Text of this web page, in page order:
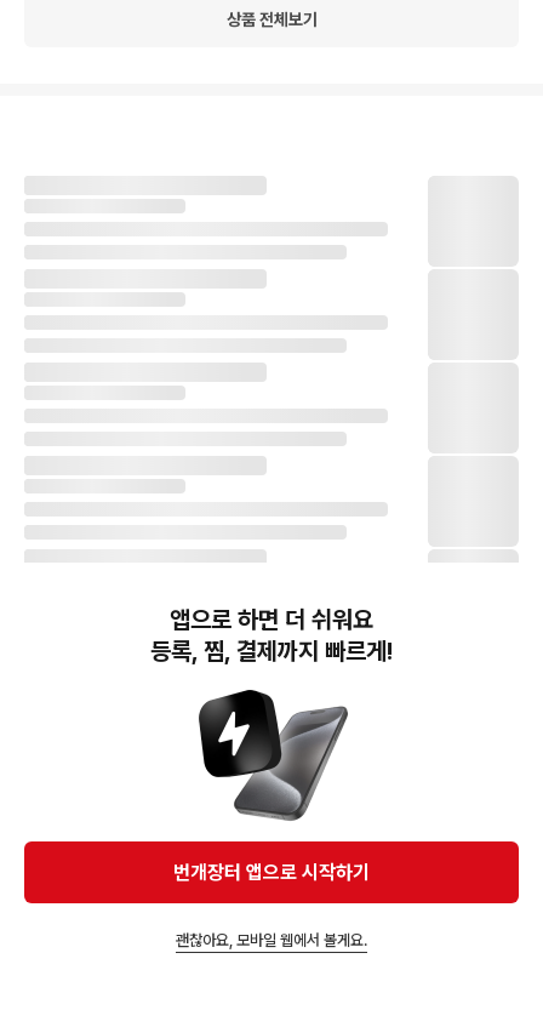
앱에서 구매하기
상품 전체보기
번개장터(주) 사업자정보, 이용약관 및 기타 법적고지
번개장터㈜는 통신판매중개자이며, 통신판매의 당사자가 아닙니다. 전자상거래 등에서의
소비자보호에 관한 법률 등 관련 법령 및 번개장터㈜의 약관에 따라 상품, 상품정보, 거래에 관한 책임은
개별 판매자에게 귀속하고, 번개장터㈜는 원칙적으로 회원간 거래에 대하여 책임을 지지 않습니다.
다만, 번개장터㈜가 직접 판매하는 상품에 대한 책임은 번개장터㈜에게 귀속합니다.
앱으로 하면 더 쉬워요
등록, 찜, 결제까지 빠르게!
번개장터 앱으로 시작하기
괜찮아요, 모바일 웹에서 볼게요.